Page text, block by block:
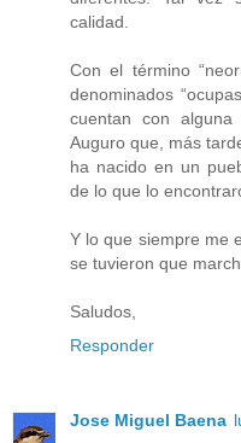
calidad.
Con el término
denominados
cuentan con
Auguro que, más
ha nacido en un
de lo que lo
Y lo que siempre me
se tuvieron que
Saludos,
Responder
Jose Miguel Baena